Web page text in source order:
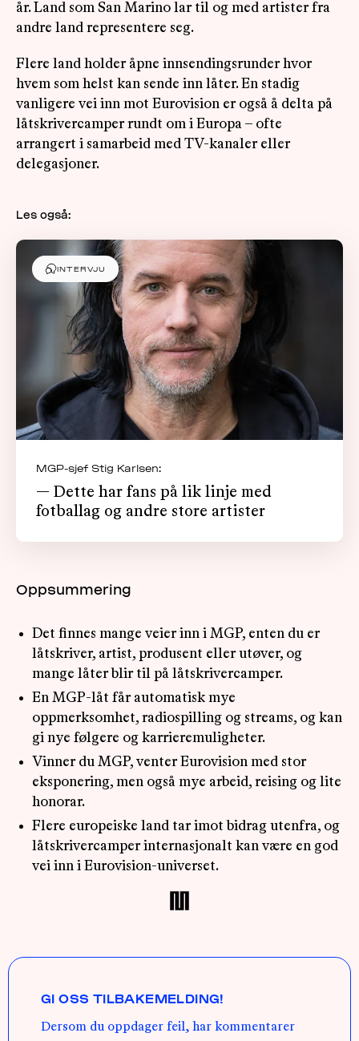
år. Land som San Marino lar til og med artister fra
andre land representere seg.
Flere land holder åpne innsendingsrunder hvor
hvem som helst kan sende inn låter. En stadig
vanligere vei inn mot Eurovision er også å delta på
låtskrivercamper rundt om i Europa – ofte
arrangert i samarbeid med TV-kanaler eller
delegasjoner.
Les også:
INTERVJU
MGP-sjef Stig Karlsen:
— Dette har fans på lik linje med
fotballag og andre store artister
Oppsummering
Det finnes mange veier inn i MGP, enten du er
låtskriver, artist, produsent eller utøver, og
mange låter blir til på låtskrivercamper.
En MGP-låt får automatisk mye
oppmerksomhet, radiospilling og streams, og kan
gi nye følgere og karrieremuligheter.
Vinner du MGP, venter Eurovision med stor
eksponering, men også mye arbeid, reising og lite
honorar.
Flere europeiske land tar imot bidrag utenfra, og
låtskrivercamper internasjonalt kan være en god
vei inn i Eurovision-universet.
GI OSS TILBAKEMELDING!
Dersom du oppdager feil, har kommentarer